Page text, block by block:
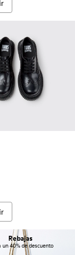
técnicos
002
2 - K101069-001
Rebajas
un 40% de descuento